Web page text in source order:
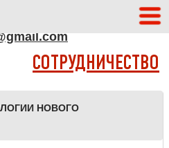
СОТРУДНИЧЕСТВО
НОВОГО